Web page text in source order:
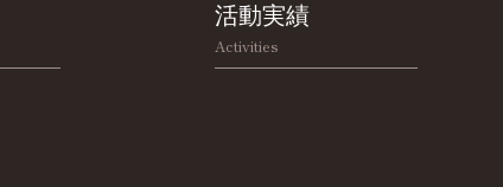
活動実績
Activities